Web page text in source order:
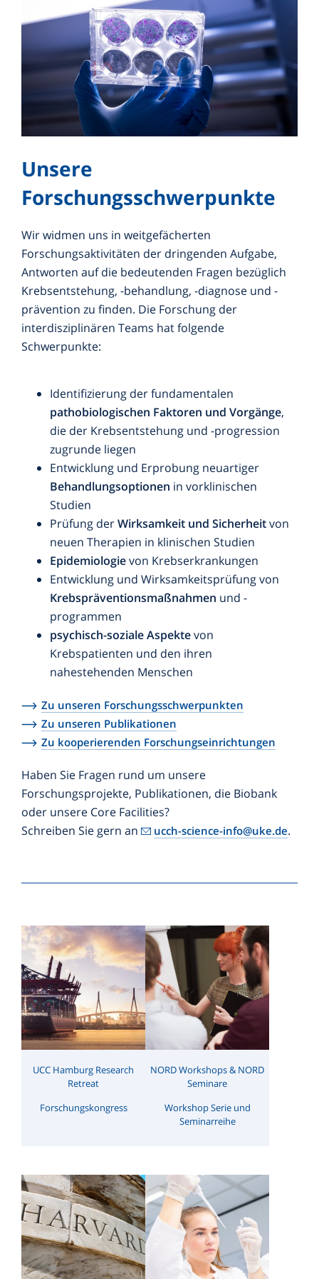
Unsere
Forschungsschwerpunkte
Wir widmen uns in weitgefächerten
Forschungsaktivitäten der dringenden Aufgabe,
Antworten auf die bedeutenden Fragen bezüglich
Krebsentstehung, -behandlung, -diagnose und -
prävention zu finden. Die Forschung der
interdisziplinären Teams hat folgende
Schwerpunkte:
Identifizierung der fundamentalen
pathobiologischen Faktoren und Vorgänge,
die der Krebsentstehung und -progression
zugrunde liegen
Entwicklung und Erprobung neuartiger
Behandlungsoptionen in vorklinischen
Studien
Prüfung derWirksamkeit und Sicherheitvon
neuen Therapien in klinischen Studien
Epidemiologievon Krebserkrankungen
Entwicklung und Wirksamkeitsprüfung von
Krebspräventionsmaßnahmen und -
programmen
psychisch-soziale Aspektevon
Krebspatienten und den ihren
nahestehenden Menschen
Zu unseren Forschungsschwerpunkten
Zu unseren Publikationen
Zu kooperierenden Forschungseinrichtungen
Haben Sie Fragen rund um unsere
Forschungsprojekte, Publikationen, die Biobank
oder unsere Core Facilities?
Schreiben Sie gern an
ucch-science-info@uke.de.
UCC Hamburg Research
Retreat
Forschungskongress
NORD Workshops & NORD
Seminare
Workshop Serie und
Seminarreihe